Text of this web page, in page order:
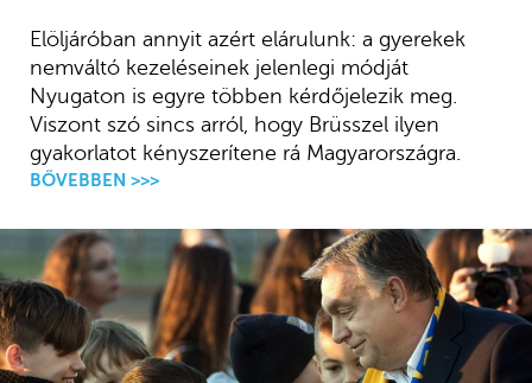
Elöljáróban annyit azért elárulunk: a gyerekek
nemváltó kezeléseinek jelenlegi módját
Nyugaton is egyre többen kérdőjelezik meg.
Viszont szó sincs arról, hogy Brüsszel ilyen
gyakorlatot kényszerítene rá Magyarországra.
BŐVEBBEN >>>